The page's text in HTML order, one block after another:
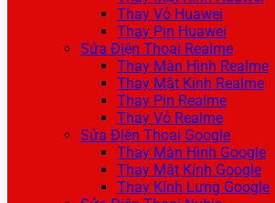
Thay Vỏ Huawei
Thay Pin Huawei
Sửa Điện Thoại Realme
Thay Màn Hình Realme
Thay Mặt Kính Realme
Thay Pin Realme
Thay Vỏ Realme
Sửa Điện Thoại Google
Thay Màn Hình Google
Thay Mặt Kính Google
Thay Kính Lưng Google